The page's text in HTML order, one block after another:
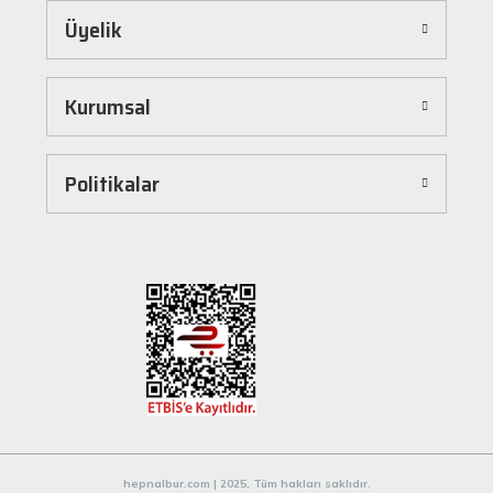
Hepnalbur.com, kullanıcı dostu arayüzü sayesinde alışverişi keyifli bir deneyime
dönüştürür. Ürünleri kategorilere göre sıralayabilir, arama kutusunu kullanarak
istediğiniz ürünü anında bulabilirsiniz. Ayrıca ürün sayfalarımızda detaylı açıklamalar ve
ürün özellikleri yer alır, böylece tercih etmek istediğiniz ürün hakkında tüm bilgilere
hızlıca siparişinizi tamamlayabilirsiniz.
Hızlı Kargo ve Güvenilir Teslimat
Hepnalbur.com olarak müşterilerimize en hızlı şekilde ürünlerini ulaştırmak için özenle
Müşteri Destek Hattı ile İletişim
Herhangi bir soru, öneri veya şikayetiniz için müşteri destek ekibimiz her zaman
hizmetinizdedir. İletişim sayfamız üzerinden bize ulaşabilir veya canlı destek
hattımızdan anında yardım alabilirsiniz. Siz değerli müşterilerimizin memnuniyeti, en
ve güvenilir alışveriş deneyimiyle ihtiyaçlarınızı karşılamak için buradayız.
Üyelik
Kurumsal
Politikalar
hepnalbur.com | 2025, Tüm hakları saklıdır.